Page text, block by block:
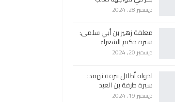
ديسمبر 28, 2024
معلقة زهير بن أبي سلمى:
سيرة حكيم الشعراء
ديسمبر 20, 2024
لخولة أطلال ببرقة ثهمد:
سيرة طرفة بن العبد
ديسمبر 19, 2024